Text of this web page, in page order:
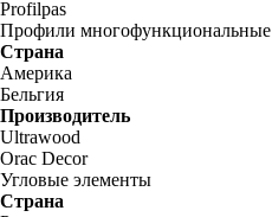
Profilpas
Профили многофункциональные
Страна
Америка
Бельгия
Производитель
Ultrawood
Orac Decor
Угловые элементы
Страна